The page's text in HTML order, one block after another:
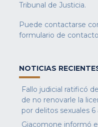
Tribunal de Justicia.
Puede contactarse
formulario de contacto
NOTICIAS
Fallo judicial ratificó
de no renovarle la
por delitos sexuales 6
Giacomone informó